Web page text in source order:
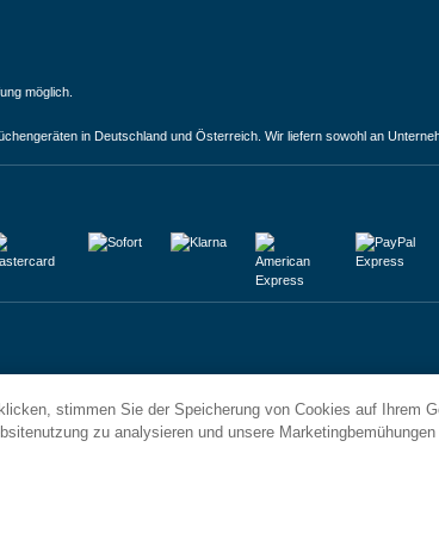
möglich.
in Deutschland und Österreich. Wir liefern sowohl an
| Nederland
stimmen Sie der Speicherung von Cookies auf Ihrem
zu analysieren und unsere